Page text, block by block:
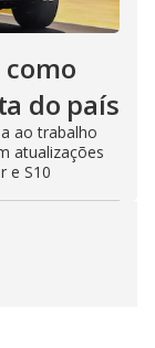
como
do país
ao trabalho
atualizações
e S10